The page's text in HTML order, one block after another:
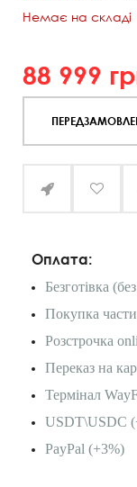
Немає на складі
88 999
Оплата:
Безготівка
Покупка
Розстрочка
Переказ на
Термінал
USDT\USDC
PayPal (+3%)